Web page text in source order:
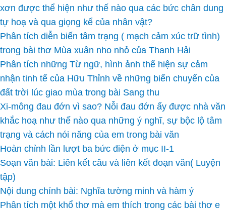
xơn được thể hiện như thế nào qua các bức chân dung
tự hoạ và qua giọng kể của nhân vật?
Phân tích diễn biến tâm trạng ( mạch cảm xúc trữ tình)
trong bài thơ Mùa xuân nho nhỏ của Thanh Hải
Phân tích những Từ ngữ, hình ảnh thể hiện sự cảm
nhận tinh tế của Hữu Thỉnh về những biến chuyển của
đất trời lúc giao mùa trong bài Sang thu
Xi-mông đau đớn vì sao? Nỗi đau đớn ấy được nhà văn
khắc hoạ như thế nào qua những ý nghĩ, sự bộc lộ tâm
trạng và cách nói năng của em trong bài văn
Hoàn chỉnh lần lượt ba bức điện ở mục II-1
Soạn văn bài: Liên kết câu và liên kết đoạn văn( Luyện
tập)
Nội dung chính bài: Nghĩa tường minh và hàm ý
Phân tích một khổ thơ mà em thích trong các bài thơ e